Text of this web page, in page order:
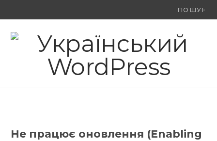
Ви
F
o
X
(
t
Y
o
e
Не працює оновлення (Enabling